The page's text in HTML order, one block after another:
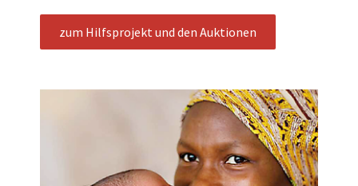
zum Hilfsprojekt und den Auktionen